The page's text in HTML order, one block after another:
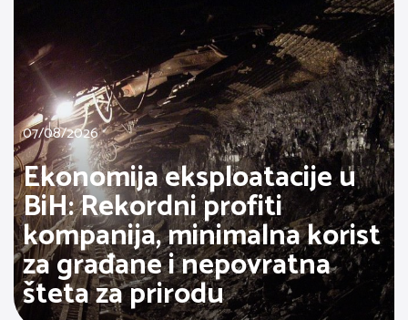
07/08/2026
Ekonomija eksploatacije u
BiH: Rekordni profiti
kompanija, minimalna korist
za građane i nepovratna
šteta za prirodu